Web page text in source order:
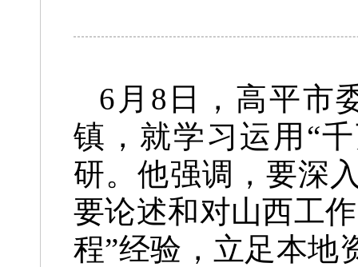
6月8日，高平市
镇，就学习运用“
研。他强调，要深
要论述和对山西工
程”经验，立足本地